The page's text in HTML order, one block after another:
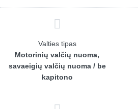
Valties tipas
Motorinių valčių nuoma,
savaeigių valčių nuoma / be
kapitono